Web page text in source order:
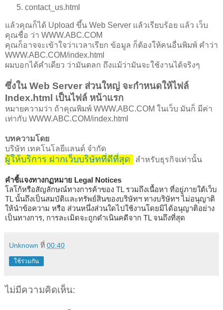
contact_us.html
แล้วคุณก็ได้ Upload ขึ้น Web Server แล้วเรียบร้อย แล้ว เว็บ
คุณชื่อ ว่า WWW.ABC.COM
คุณก็อาจจะเข้าใจว่าเวลาเรียก ข้อมูล ก็ต้องให้คนอื่นพิมพ์ คำว่า
WWW.ABC.COM/index.html
ผมบอกได้คำเดียว ว่ามันตลก ถึงแม้ว่ามันจะใช้งานได้จริงๆ
ซึ่งใน Web Server ส่วนใหญ่ จะกำหนดให้ไฟล์
Index.html เป็นไฟล์ หน้าแรก
หมายความว่า ถ้าคุณพิมพ์ WWW.ABC.COM ในเว็บ มันก็ มีค่า
เท่ากับ WWW.ABC.COM/index.html
บทความโดย
บริษัท เทคโนโลยีแลนด์ จำกัด
ผู้ให้บริการ ฝากเว็บบริษัทที่ดีที่สุด สำหรับธุรกิจเท่านั้น
คำชี้แจงทางกฏหมาย Legal Notices
โลโก้หรือสัญลักษณ์ทางการค้าของ TL รวมถึงเนื้อหา ที่อยู่ภายใต้เว็บ
TL นั้นถึงเป็นสมบัติและทรัพย์สินของบริษัทฯ ทางบริษัทฯ ไม่อนุญาติ
ให้นำข้อความ หรือ ส่วนหนึ่งส่วนใดไปใช้งานโดยมิได้อนุญาติอย่าง
เป็นทางการ, การละเมิดจะถูกดำเนินคดีจาก TL จนถึงที่สุด
Unknown ที่ 00:40
ใช้ร่วมกัน
ไม่มีความคิดเห็น: